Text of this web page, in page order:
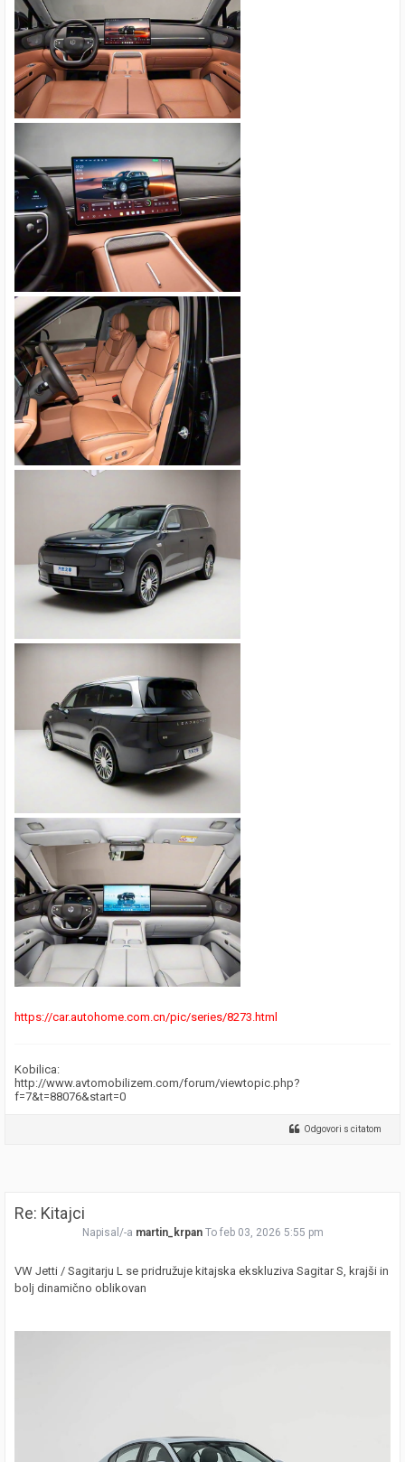
https://car.autohome.com.cn/pic/series/8273.html
Kobilica:
http://www.avtomobilizem.com/forum/viewtopic.php?
f=7&t=88076&start=0
Odgovori s citatom
Re: Kitajci
Napisal/-a martin_krpan To feb 03, 2026 5:55 pm
VW Jetti / Sagitarju L se pridružuje kitajska ekskluziva Sagitar S, krajši in
bolj dinamično oblikovan